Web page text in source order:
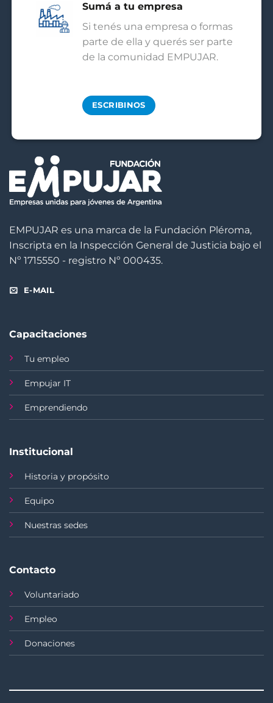
Sumá a tu empresa
Si tenés una empresa o formas
parte de ella y querés ser parte
de la comunidad EMPUJAR.
ESCRIBINOS
EMPUJAR es una marca de la Fundación Pléroma,
Inscripta en la Inspección General de Justicia bajo el
Nº 1715550 - registro Nº 000435.
E-MAIL
Capacitaciones
Tu empleo
Empujar IT
Emprendiendo
Institucional
Historia y propósito
Equipo
Nuestras sedes
Contacto
Voluntariado
Empleo
Donaciones